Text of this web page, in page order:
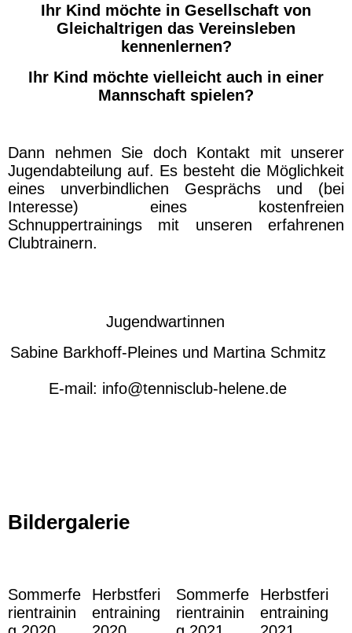
Ihr Kind möchte in Gesellschaft von
Gleichaltrigen das Vereinsleben
kennenlernen?
Ihr Kind möchte vielleicht auch in einer
Mannschaft spielen?
Dann nehmen Sie doch Kontakt mit unserer
Jugendabteilung auf. Es besteht die Möglichkeit
eines unverbindlichen Gesprächs und (bei
Interesse) eines kostenfreien
Schnuppertrainings mit unseren erfahrenen
Clubtrainern.
Jugendwartinnen
Sabine Barkhoff-Pleines und Martina Schmitz
E-mail: info@tennisclub-helene.de
Bildergalerie
Sommerfe
rientrainin
Herbstferi
entraining
Sommerfe
rientrainin
Herbstferi
entraining